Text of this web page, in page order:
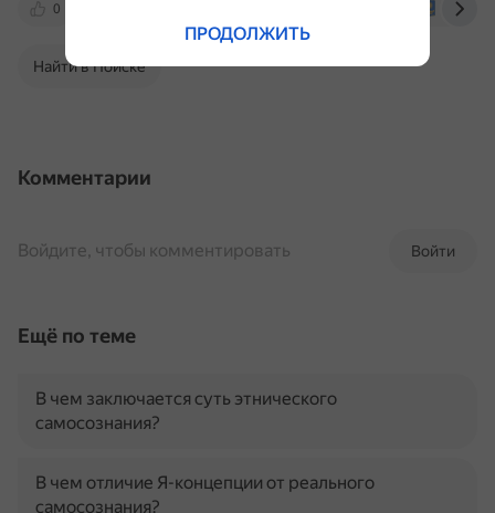
0 bspu.by
Найти в Поиске
Комментарии
Войти
Войдите, чтобы комментировать
Ещё по теме
В чем заключается суть этнического
самосознания?
В чем отличие Я-концепции от реального
самосознания?
ПРОДОЛЖИТЬ